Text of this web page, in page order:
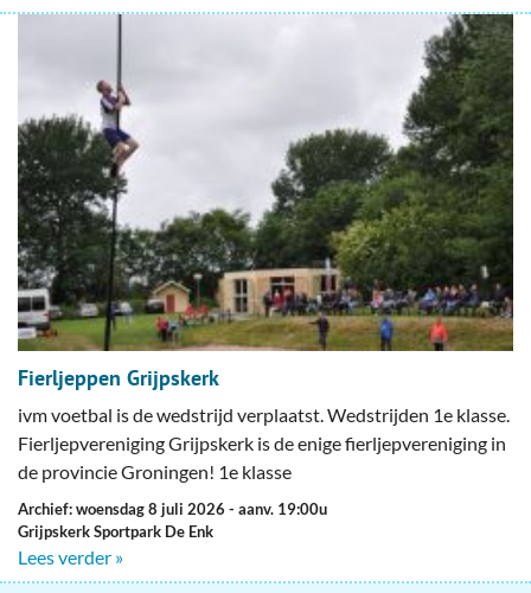
Fierljeppen Grijpskerk
ivm voetbal is de wedstrijd verplaatst. Wedstrijden 1e klasse.
Fierljepvereniging Grijpskerk is de enige fierljepvereniging in
de provincie Groningen! 1e klasse
Archief: woensdag 8 juli 2026 - aanv. 19:00u
Grijpskerk Sportpark De Enk
Lees verder »